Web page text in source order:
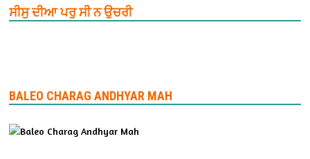
ਸੀਸੁ ਦੀਆ ਪਰੁ ਸੀ ਨ ਉਚਰੀ
BALEO CHARAG ANDHYAR MAH